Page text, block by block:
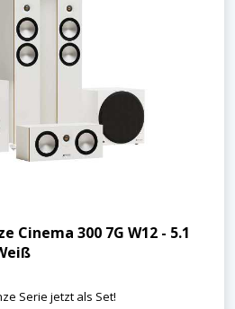
Cinema 300 7G W12 - 5.1
Serie jetzt als Set!